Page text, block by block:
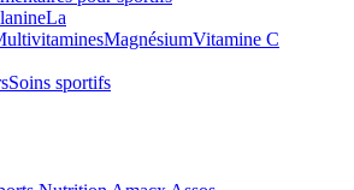
La
MagnésiumVitamine C
Soins sportifs